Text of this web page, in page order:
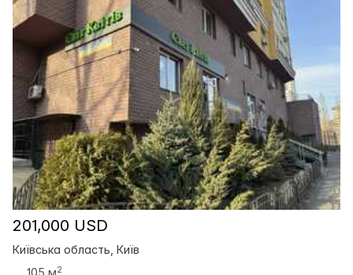
201,000 USD
Київська область, Київ
2